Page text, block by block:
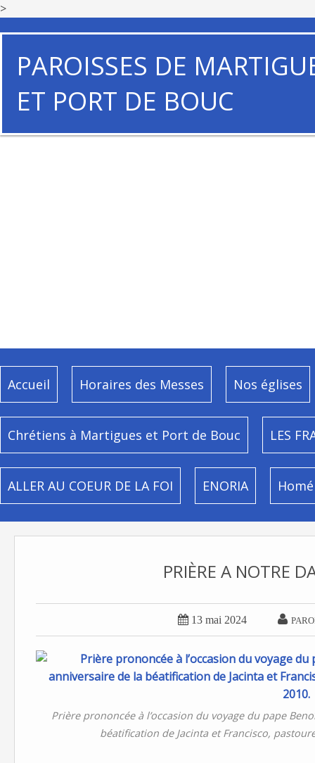
>
PAROISSES DE
ET PORT DE BOUC
Accueil Horaires des Messes Nos églises
Chrétiens à Martigues et Port de Bouc LES
ALLER AU COEUR DE LA FOI ENORIA
PRIÈRE A NOTRE
 13 mai 2024 
Prière prononcée à l’occasion du voyage du pape
béatification de Jacinta et Francisco,